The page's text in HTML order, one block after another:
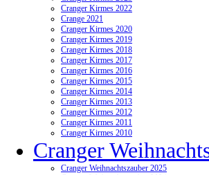
Cranger Kirmes 2022
Crange 2021
Cranger Kirmes 2020
Cranger Kirmes 2019
Cranger Kirmes 2018
Cranger Kirmes 2017
Cranger Kirmes 2016
Cranger Kirmes 2015
Cranger Kirmes 2014
Cranger Kirmes 2013
Cranger Kirmes 2012
Cranger Kirmes 2011
Cranger Kirmes 2010
Cranger
Cranger Weihnachtszauber 2025